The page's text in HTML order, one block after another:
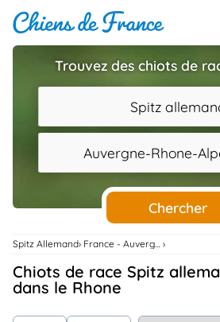
Chiots
Éleveurs
Étalons
Chiens
Services
Trouvez des chiots de
Spitz
Auvergne-Rhone-
Chercher
Spitz Allemand France - Auvergne-Rhone-Alpes
Chiots de race Spitz allemand à vendre
dans le Rhone